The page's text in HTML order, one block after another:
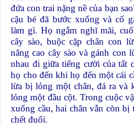
đứa con trai nặng nề của bạn
cậu bé đã bước xuống và cố
làm gì. Họ ngẫm nghĩ mãi,
cây sào, buộc cặp chân con
nâng cao cây sào và gánh con
nhau đi giữa tiếng cười của tất
họ cho đến khi họ đến một cái
lừa bị lỏng một chân, đá ra và
lỏng một đầu cột. Trong cuộc
xuống cầu, hai chân vẫn còn
chết đuối.